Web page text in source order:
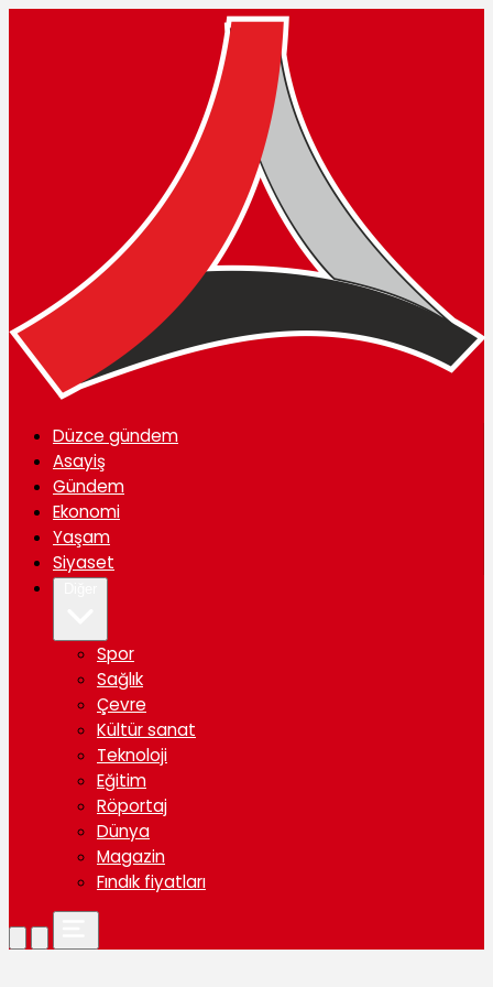
Düzce gündem
Asayiş
Gündem
Ekonomi
Yaşam
Siyaset
Spor
Sağlık
Çevre
Kültür sanat
Teknoloji
Eğitim
Röportaj
Dünya
Magazin
Fındık fiyatları